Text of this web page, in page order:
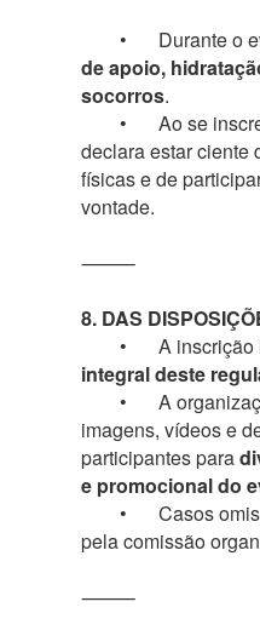
•
Durante o
de apoio,
socorros.
•
Ao se
declara estar ciente
físicas e de
vontade.
⸻
8. DAS
•
A
integral deste
•
A
imagens, vídeos e
participantes para
e promocional do
•
Casos
pela comissão
⸻